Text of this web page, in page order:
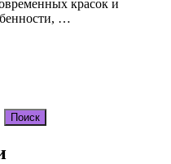
красок и
…
Поиск